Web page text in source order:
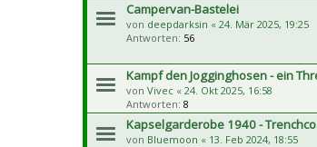
Campervan-Bastelei
von deepdarksin « 24. Mär 2025, 19:25
Antworten: 56
Kampf den Jogginghosen - ein
von Vivec « 24. Okt 2025, 16:58
Antworten: 8
Kapselgarderobe 1940 -
von Bluemoon « 13. Feb 2024, 18:55